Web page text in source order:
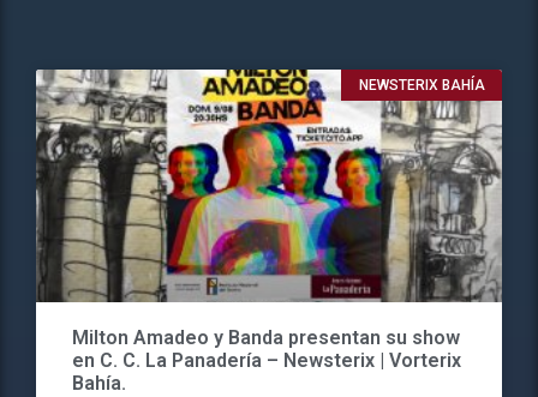
NEWSTERIX BAHÍA
Milton Amadeo y Banda presentan su show
en C. C. La Panadería – Newsterix | Vorterix
Bahía.